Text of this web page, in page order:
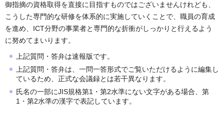
御指摘の資格取得を直接に目指すものではございませんけれども、
こうした専門的な研修を体系的に実施していくことで、職員の育成
を進め、ICT分野の事業者と専門的な折衝がしっかりと行えるよう
に努めてまいります。
上記質問・答弁は速報版です。
上記質問・答弁は、一問一答形式でご覧いただけるように編集し
ているため、正式な会議録とは若干異なります。
氏名の一部にJIS規格第1・第2水準にない文字がある場合、第
1・第2水準の漢字で表記しています。